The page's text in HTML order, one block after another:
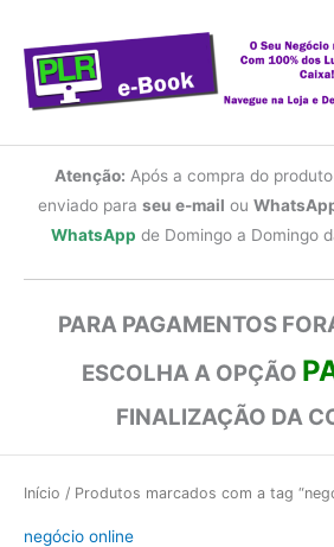
conteúdo
Atenção: Após a compra do
enviado para seu e-mail ou
WhatsApp de Domingo a Domingo
PARA PAGAMENTOS
ESCOLHA A OPÇÃO
FINALIZAÇÃO DA
Início / Produtos marcados com a tag
negócio online